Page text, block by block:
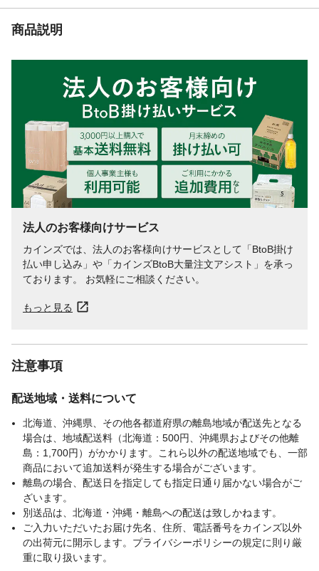
商品説明
法人のお客様向けサービス
カインズでは、法人のお客様向けサービスとして「BtoB掛け
払い申し込み」や「カインズBtoB大量注文アシスト」を承っ
ております。 お気軽にご相談ください。
もっと見る
注意事項
配送地域・送料について
北海道、沖縄県、その他各都道府県の離島地域が配送先となる
場合は、地域配送料（北海道：500円、沖縄県およびその他離
島：1,700円）がかかります。これら以外の配送地域でも、一部
商品において追加送料が発生する場合がございます。
離島の場合、配送日を指定しても指定日通り届かない場合がご
ざいます。
別送品は、北海道・沖縄・離島への配送は致しかねます。
ご入力いただいたお届け先名、住所、電話番号をカインズ以外
の出荷元に開示します。プライバシーポリシーの規定に則り厳
重に取り扱います。